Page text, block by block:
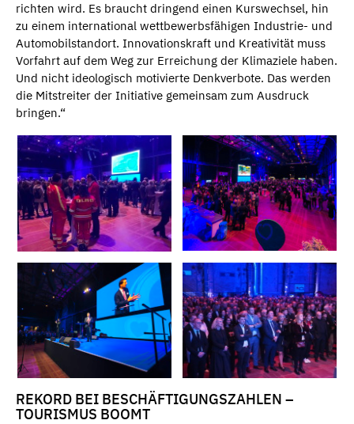
richten wird. Es braucht dringend einen Kurswechsel, hin
zu einem international wettbewerbsfähigen Industrie- und
Automobilstandort. Innovationskraft und Kreativität muss
Vorfahrt auf dem Weg zur Erreichung der Klimaziele haben.
Und nicht ideologisch motivierte Denkverbote. Das werden
die Mitstreiter der Initiative gemeinsam zum Ausdruck
bringen.“
REKORD BEI BESCHÄFTIGUNGSZAHLEN –
TOURISMUS BOOMT